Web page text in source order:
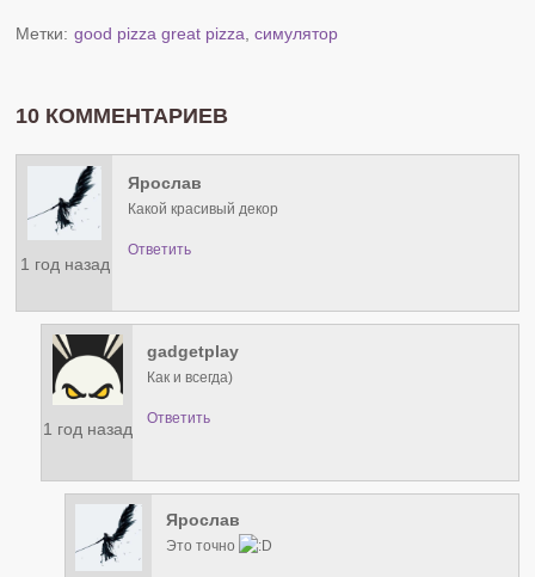
Метки: good pizza great pizza ,симулятор
10 КОММЕНТАРИЕВ
1 год назад
Ярослав
Какой красивый декор
Ответить
1 год назад
gadgetplay
Как и всегда)
Ответить
Ярослав
Это точно